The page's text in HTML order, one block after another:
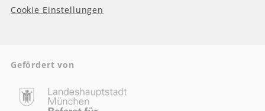
Cookie Einstellungen
Gefördert von